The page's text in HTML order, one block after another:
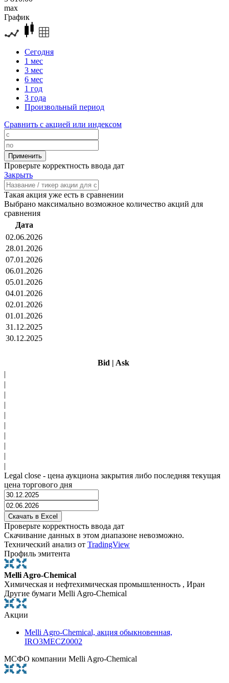
max
График
Сегодня
1 мес
3 мес
6 мес
1 год
3 года
Произвольный период
Сравнить с акцией или индексом
Проверьте корректность ввода дат
Закрыть
Такая акция уже есть в сравнении
Выбрано максимально возможное количество акций для
сравнения
Дата
02.06.2026
28.01.2026
07.01.2026
06.01.2026
05.01.2026
04.01.2026
02.01.2026
01.01.2026
31.12.2025
30.12.2025
Bid | Ask
|
|
|
|
|
|
|
|
|
|
Legal close - цена аукциона закрытия либо последняя текущая
цена торгового дня
Проверьте корректность ввода дат
Скачивание данных в этом диапазоне невозможно.
Технический анализ от TradingView
Профиль эмитента
Melli Agro-Chemical
Химическая и нефтехимическая промышленность , Иран
Другие бумаги Melli Agro-Chemical
Акции
Melli Agro-Chemical, акция обыкновенная,
IRO3MECZ0002
МСФО компании Melli Agro-Chemical